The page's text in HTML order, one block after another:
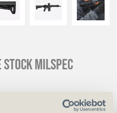
Stock Milspec